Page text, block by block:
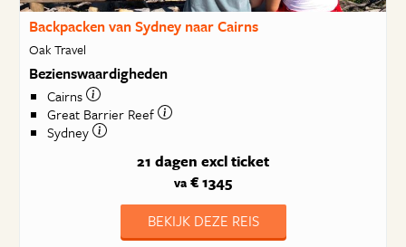
Backpacken van Sydney naar Cairns
Oak Travel
Bezienswaardigheden
Cairns
Great Barrier Reef
Sydney
21 dagen excl ticket
va € 1345
BEKIJK DEZE REIS